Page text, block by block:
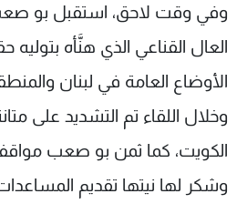
وفي وقت لاحق، استقبل بو
العال القناعي الذي هنَّأه بتوليه
الأوضاع العامة في لبنان
وخلال اللقاء تم التشديد على
الكويت، كما ثمن بو صعب
وشكر لها نيتها تقديم